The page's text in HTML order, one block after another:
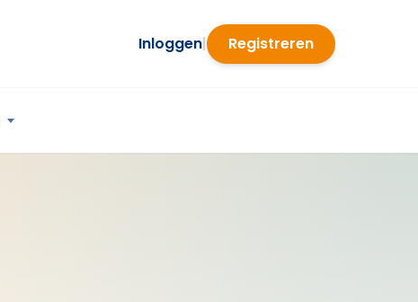
Inloggen| Registreren